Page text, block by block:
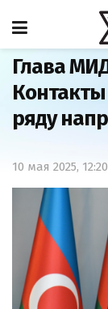
Главная
Глава
ряду
10 мая 2025, 12:20